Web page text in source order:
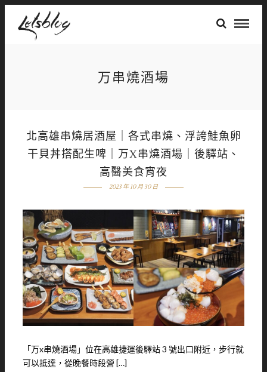
万串燒酒場
北高雄串燒居酒屋｜各式串燒、浮誇鮭魚卵
干貝丼搭配生啤｜万X串燒酒場｜後驛站、
高醫美食宵夜
2023 年 10 月 30 日
「万x串燒酒場」位在高雄捷運後驛站 3 號出口附近，步行就
可以抵達，從晚餐時段營 […]